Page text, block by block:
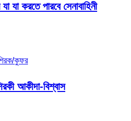
যা যা করতে পারবে সেনাবাহিনী
কুফর
আকীদা-বিশ্বাস